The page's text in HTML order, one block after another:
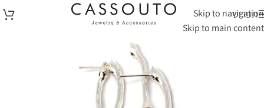
Skip to navigation
Skip to main content
תפריט